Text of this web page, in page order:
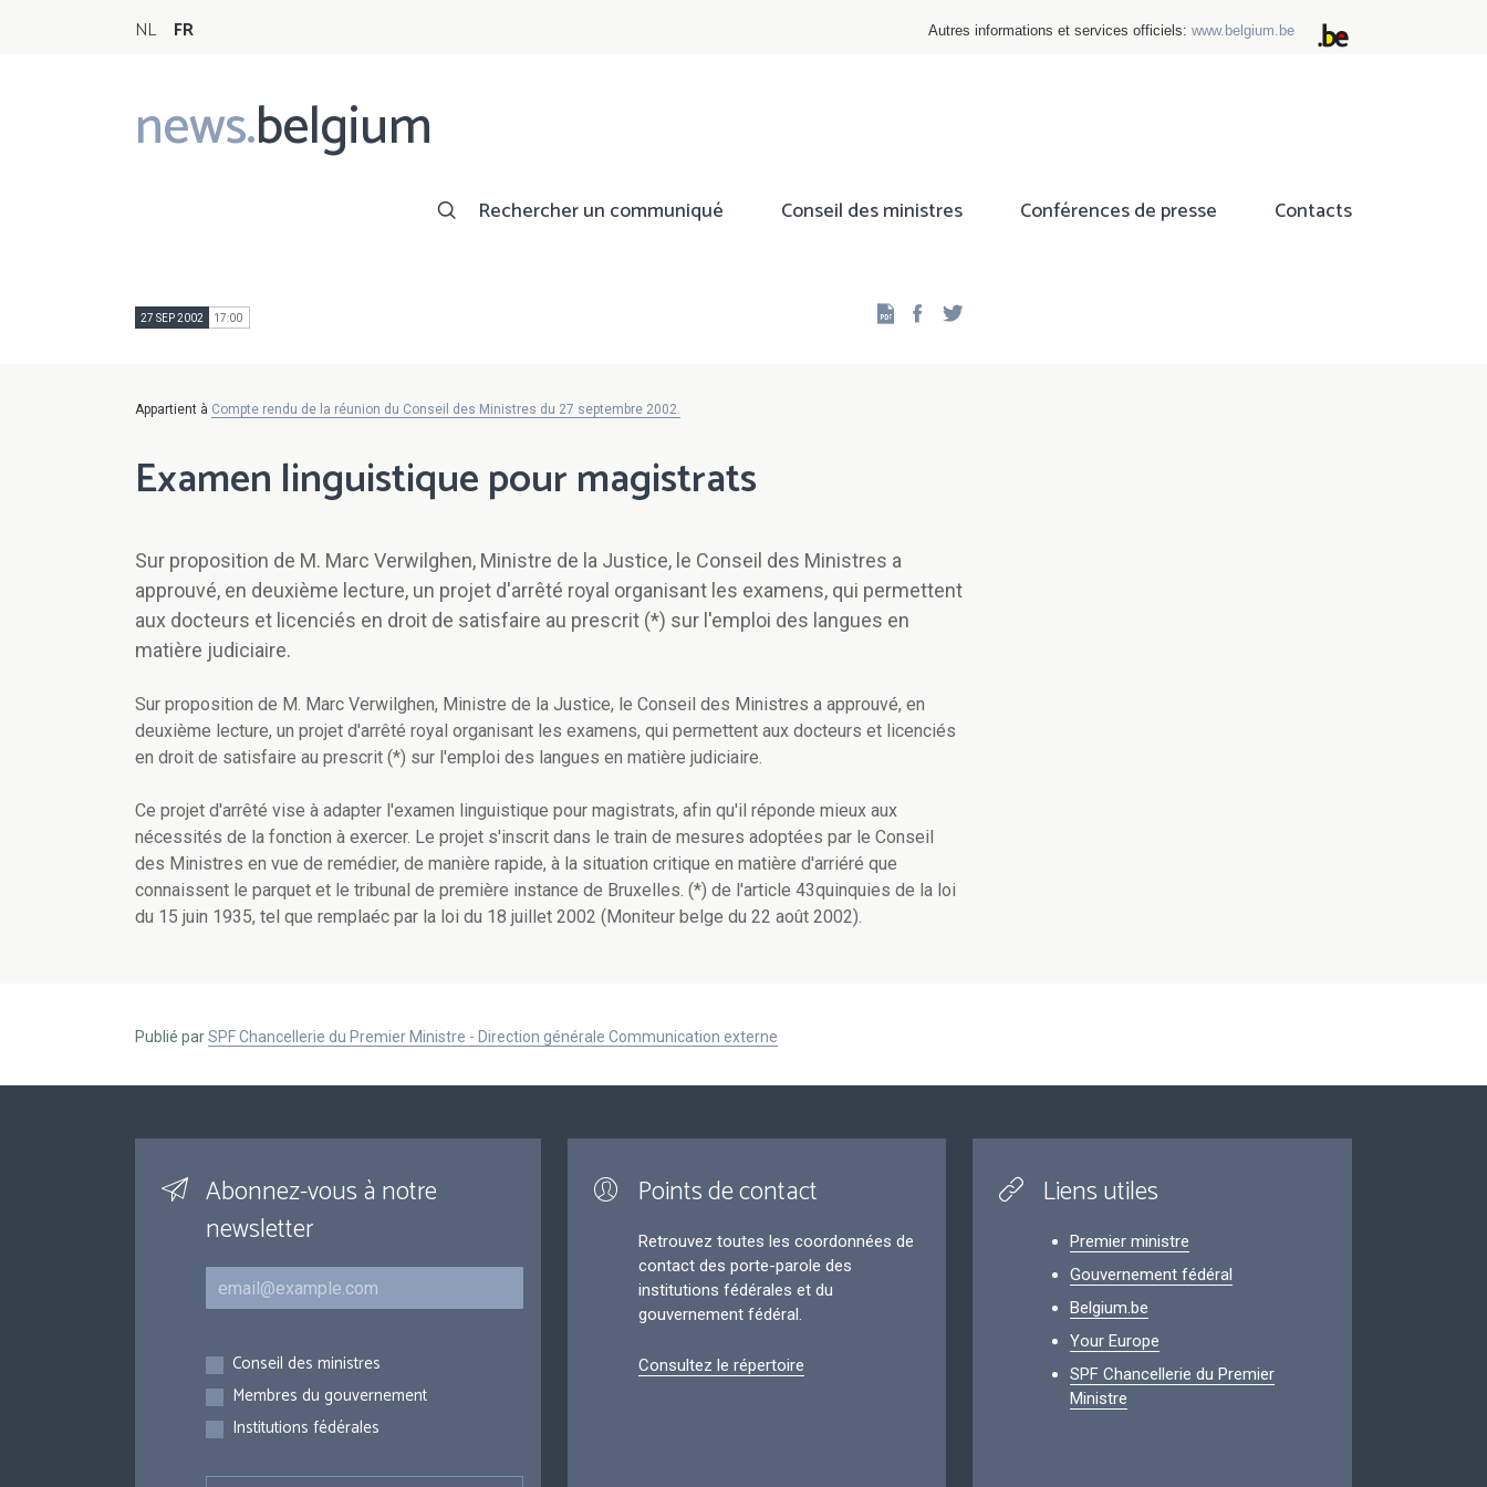
NL FR Autres informations et services officiels: www.belgium.be
news.belgium
Main
navigation
Rechercher un communiqué Conseil des ministres Conférences de presse Contacts
27 SEP 2002 17:00 Facebook
Appartient à Compte rendu de la réunion du Conseil des Ministres du 27 septembre 2002.
Examen linguistique pour magistrats
Sur proposition de M. Marc Verwilghen, Ministre de la Justice, le Conseil des Ministres a
approuvé, en deuxième lecture, un projet d'arrêté royal organisant les examens, qui permettent
aux docteurs et licenciés en droit de satisfaire au prescrit (*) sur l'emploi des langues en
matière judiciaire.
Sur proposition de M. Marc Verwilghen, Ministre de la Justice, le Conseil des Ministres a approuvé, en
deuxième lecture, un projet d'arrêté royal organisant les examens, qui permettent aux docteurs et licenciés
en droit de satisfaire au prescrit (*) sur l'emploi des langues en matière judiciaire.
Ce projet d'arrêté vise à adapter l'examen linguistique pour magistrats, afin qu'il réponde mieux aux
nécessités de la fonction à exercer. Le projet s'inscrit dans le train de mesures adoptées par le Conseil
des Ministres en vue de remédier, de manière rapide, à la situation critique en matière d'arriéré que
connaissent le parquet et le tribunal de première instance de Bruxelles. (*) de l'article 43quinquies de la loi
du 15 juin 1935, tel que remplaéc par la loi du 18 juillet 2002 (Moniteur belge du 22 août 2002).
Publié parSPF Chancellerie du Premier Ministre - Direction générale Communication externe
Abonnez-vous à notre
newsletter
Courriel
Inscriptions
Conseil des ministres
Membres du gouvernement
Institutions fédérales
Points de contact
Retrouvez toutes les coordonnées de
contact des porte-parole des
institutions fédérales et du
gouvernement fédéral.
Consultez le répertoire
Liens utiles
Premier ministre
Gouvernement fédéral
Belgium.be
Your Europe
SPF Chancellerie du Premier
Ministre